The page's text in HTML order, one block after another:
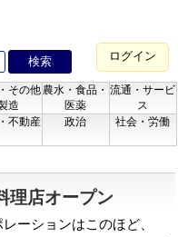
ログイン
その他
造
農水・食品・
医薬
流通・サービ
ス
不動産 政治 社会・労働
理店オープン
ーションはこのほど、